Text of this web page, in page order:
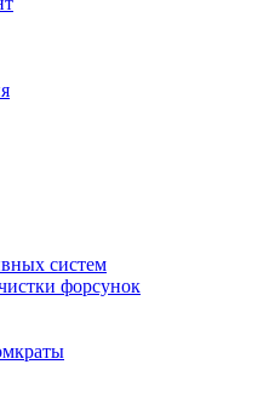
систем
форсунок